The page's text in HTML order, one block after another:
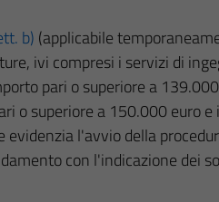
b) (applicabile
ivi compresi i servizi di
pari o superiore a
o superiore a 150.000 euro
l'avvio della
con l'indicazione dei